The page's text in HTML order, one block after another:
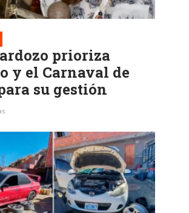
prioriza
y el Carnaval de
su gestión